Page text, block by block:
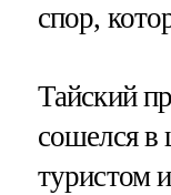
спор,
Тайский
сошелся в
туристом